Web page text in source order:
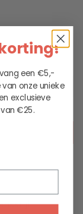
een €5,-
onze unieke
exclusieve
€25.